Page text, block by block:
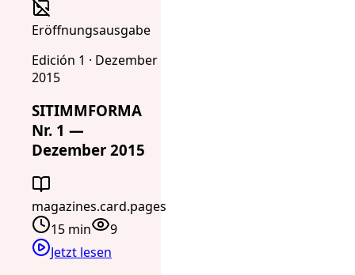
Eröffnungsausgabe
Edición 1 · Dezember
2015
SITIMMFORMA
Nr. 1 —
Dezember 2015
magazines.card.pages
15 min
9
Jetzt lesen